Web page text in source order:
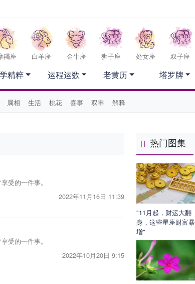
羯座 白羊座 金牛座 狮子座 处女座 双子座
属相 生活 桃花 喜事 双丰 解释
精粹 运程运数 老黄历 塔罗牌
受的一件事。
2022年11月16日 11:39
受的一件事。
2022年10月20日 9:15
热门图集
"11月起，财运大翻
身，这些星座财富暴
增"